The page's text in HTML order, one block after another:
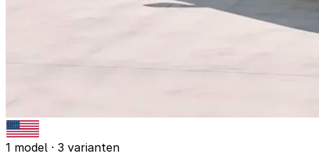
1 model · 3 varianten